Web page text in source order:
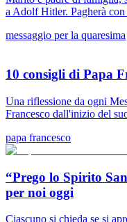
a Adolf Hitler. Pagherà
messaggio per la quaresima
10 consigli di Papa
Una riflessione da ogni
Francesco dall'inizio del
papa francesco
“Prego lo Spirito
per noi oggi
Ciascuno si chieda se si